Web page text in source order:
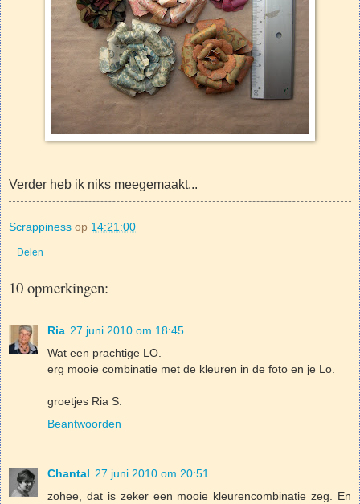
Verder heb ik niks meegemaakt...
Scrappiness op 14:21:00
Delen
10 opmerkingen:
Ria 27 juni 2010 om 18:45
Wat een prachtige LO.
erg mooie combinatie met de kleuren in de foto en je Lo.
groetjes Ria S.
Beantwoorden
Chantal 27 juni 2010 om 20:51
zohee, dat is zeker een mooie kleurencombinatie zeg. En